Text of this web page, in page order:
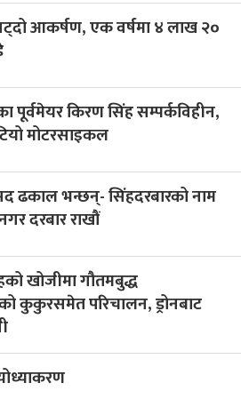
आकर्षण, एक वर्षमा ४ लाख २०
पूर्वमेयर किरण सिंह सम्पर्कविहीन,
मोटरसाइकल
ढकाल भन्छन्- सिंहदरबारको नाम
दरबार राखौं
खोजीमा गौतमबुद्ध
कुकुरसमेत परिचालन, ड्रोनबाट